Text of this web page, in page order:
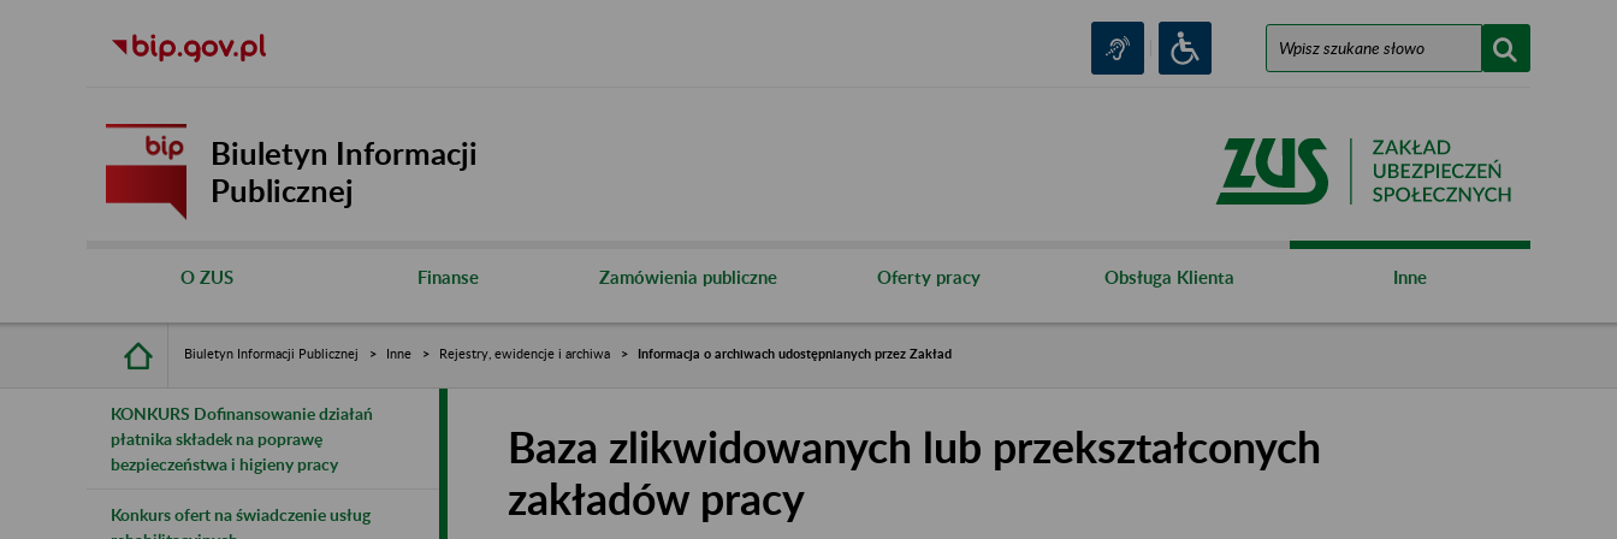
Biuletyn Informacji
Publicznej
O ZUS Finanse Zamówienia publiczne Oferty pracy Obsługa Klienta Inne
Biuletyn Informacji Publicznej Inne Rejestry, ewidencje i archiwa Informacja o archiwach udostępnianych przez Zakład
KONKURS Dofinansowanie działań
płatnika składek na poprawę
bezpieczeństwa i higieny pracy
Konkurs ofert na świadczenie usług
Baza zlikwidowanych lub przekształconych
zakładów pracy